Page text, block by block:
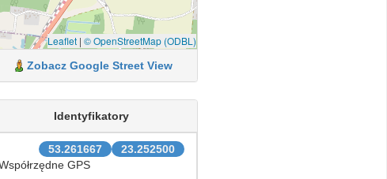
Leaflet| © OpenStreetMap (ODBL)
Zobacz Google Street View
Identyfikatory
23.252500
53.261667
GPS